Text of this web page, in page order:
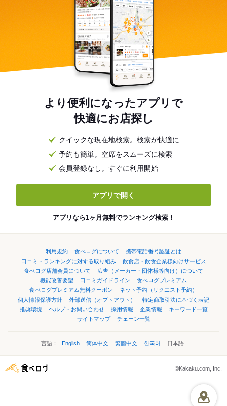
より便利になったアプリで
快適にお店探し
クイックな現在地検索。検索が快適に
予約も簡単。空席をスムーズに検索
会員登録なし。すぐに利用開始
アプリで開く
アプリなら1ヶ月無料でランキング検索！
利用規約 食べログについて
携帯電話番号認証とは
口コミ・ランキングに対する取り組み
飲食店・飲食企業様向けサービス
食べログ店舗会員について
広告（メーカー・団体様等向け）について
機能改善要望
口コミガイドライン
食べログプレミアム
食べログプレミアム無料クーポン
ネット予約（リクエスト予約）
個人情報保護方針
外部送信（オプトアウト）
特定商取引法に基づく表記
推奨環境
ヘルプ・お問い合わせ 採用情報 企業情報
キーワード一覧
サイトマップ
チェーン一覧
言語： English 简体中文 繁體中文 한국어 日本語
©Kakaku.com, Inc.